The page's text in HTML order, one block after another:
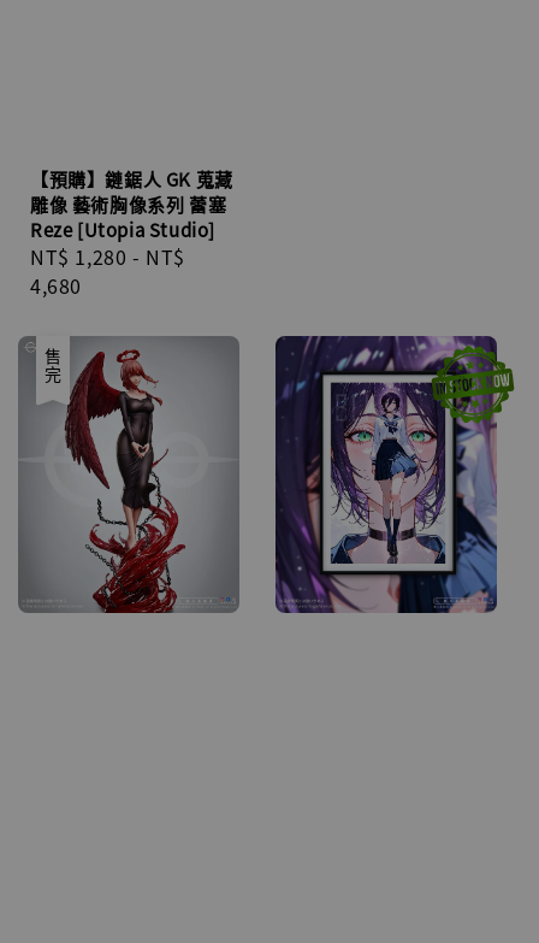
【預購】鏈鋸人 GK 蒐藏
雕像 藝術胸像系列 蕾塞
Reze [Utopia Studio]
Regular
price
NT$ 1,280 - NT$
4,680
售完